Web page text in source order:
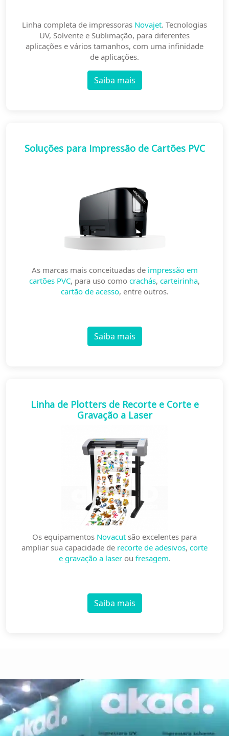
Linha completa de impressoras Novajet. Tecnologias
UV, Solvente e Sublimação, para diferentes
aplicações e vários tamanhos, com uma infinidade
de aplicações.
Saiba mais
Soluções para Impressão de Cartões PVC
As marcas mais conceituadas de impressão em
cartões PVC, para uso como crachás, carteirinha,
cartão de acesso, entre outros.
Saiba mais
Linha de Plotters de Recorte e Corte e
Gravação a Laser
Os equipamentos Novacut são excelentes para
ampliar sua capacidade de recorte de adesivos, corte
e gravação a laserou fresagem.
Saiba mais